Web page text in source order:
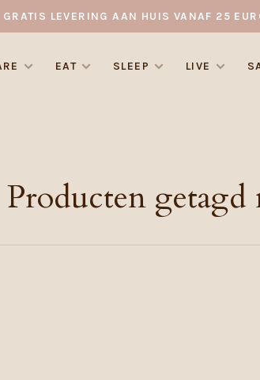
LEVERING AAN HUIS VANAF 25
EAT SLEEP LIVE
Producten getagd